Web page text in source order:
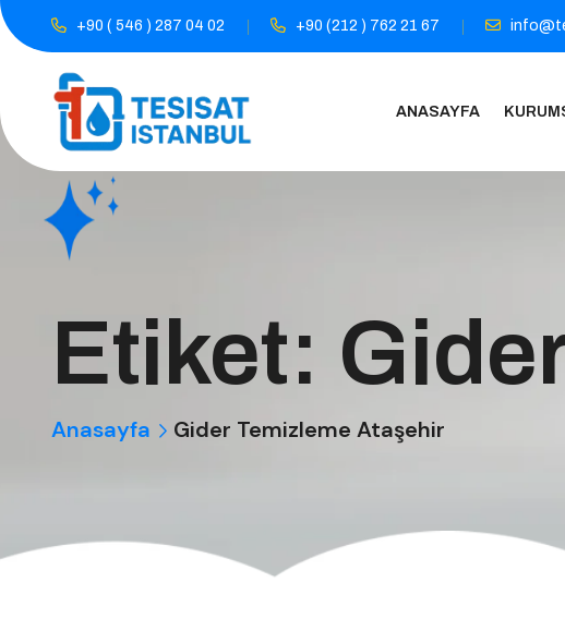
+90 ( 546 ) 287 04 02 +90 (212 ) 762 21 67
ANASAYFA
Etiket:
Anasayfa Gider Temizleme Ataşehir